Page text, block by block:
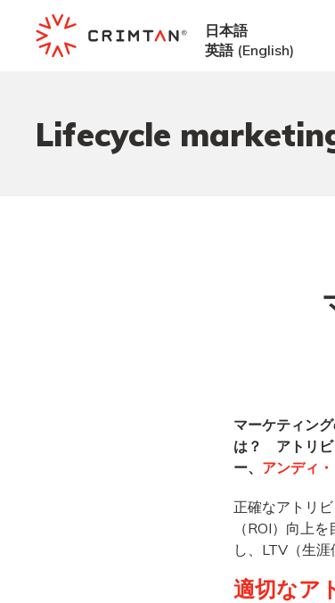
日本語
英語(English)
Lifecycle
マーケティン
は？ アトリビ
ー、 アンディ
正確なアトリ
（ROI）向上
し、LTV（生
適切なア